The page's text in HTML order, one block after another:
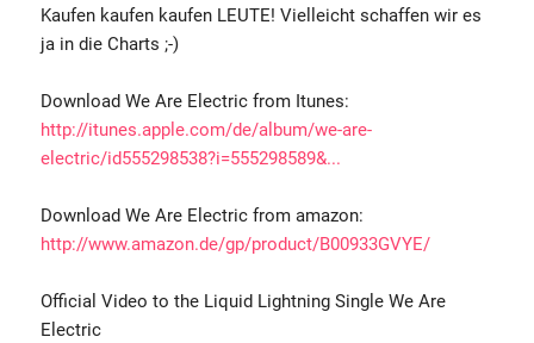
Kaufen kaufen kaufen LEUTE! Vielleicht schaffen wir es
ja in die Charts ;-)
Download We Are Electric from Itunes:
http://itunes.apple.com/de/album/we-are-
electric/id555298538?i=555298589&...
Download We Are Electric from amazon:
http://www.amazon.de/gp/product/B00933GVYE/
Official Video to the Liquid Lightning Single We Are
Electric